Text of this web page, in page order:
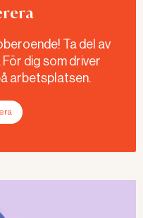
Ta del av
dig som driver
arbetsplatsen.